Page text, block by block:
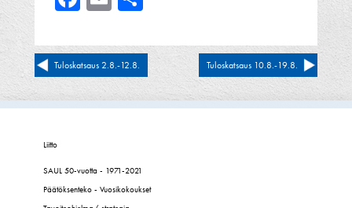
Artikkelien
selaus
Tuloskatsaus 2.8.-12.8. Tuloskatsaus 10.8.-19.8.
Liitto
SAUL 50-vuotta - 1971-2021
Päätöksenteko - Vuosikokoukset